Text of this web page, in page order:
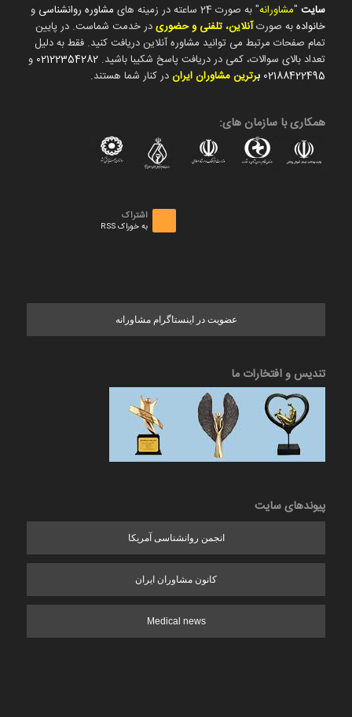
سایت"مشاورانه" به صورت 24 ساعته در زمینه های مشاوره روانشناسی و
خانوادهبه صورتآنلاین، تلفنی و حضوریدر خدمت شماست. در پایین
تمام صفحات مرتبط می توانید مشاوره آنلاین دریافت کنید. فقط به دلیل
تعداد بالای سوالات، کمی در دریافت پاسخ شکیبا باشید. 02122354282 و
02188422495 برترین مشاوران ایراندر کنار شما هستند.
همکاری با سازمان های:
اشتراک
به خوراک RSS
عضویت در اینستاگرام مشاورانه
تندیس و افتخارات ما
پیوندهای سایت
انجمن روانشناسی آمریکا
کانون مشاوران ایران
Medical news